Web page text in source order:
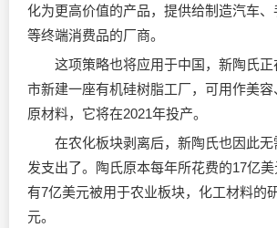
化为更高价值的产品，提供给制造汽车
等终端消费品的厂商。
这项策略也将应用于中国，新陶氏正
市新建一座有机硅树脂工厂，可用作美
原材料，它将在2021年投产。
在农化板块剥离后，新陶氏也因此无
发支出了。陶氏原本每年所花费的17亿美
有7亿美元被用于农业板块，化工材料的
元。